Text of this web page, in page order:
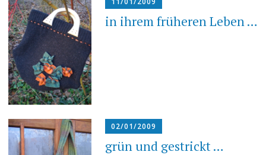
in ihrem früheren Leben …
02/01/2009
grün und gestrickt …